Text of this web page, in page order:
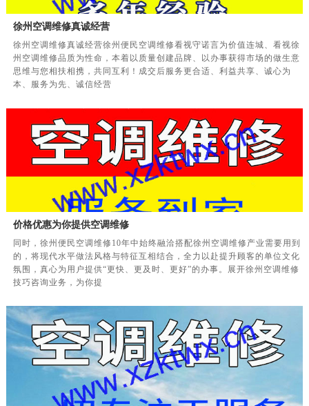
徐州空调维修真诚经营
徐州空调维修真诚经营徐州便民空调维修看视守诺言为价值连城、看视徐
州空调维修品质为性命，本着以质量创建品牌、以办事获得市场的做生意
思维与您相扶相携，共同互利！成交后服务更合适、利益共享、诚心为
本、服务为先、诚信经营
价格优惠为你提供空调维修
同时，徐州便民空调维修10年中始终融洽搭配徐州空调维修产业需要用到
的，将现代水平做法风格与特征互相结合，全力以赴提升顾客的单位文化
氛围，真心为用户提供“更快、更及时、更好”的办事。展开徐州空调维修
技巧咨询业务，为你提